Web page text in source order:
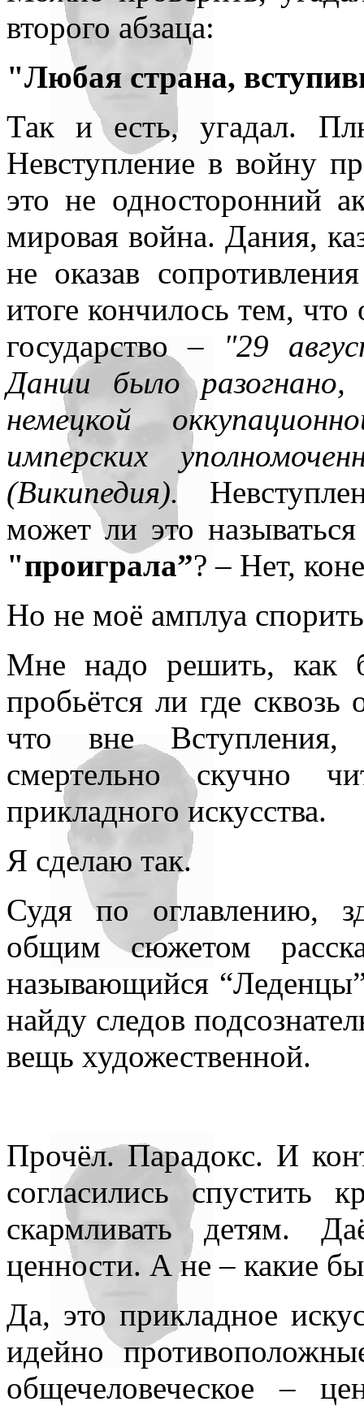
второго абзаца:
"Любая страна,
Так и есть, угадал.
Невступление в войну
это не односторонний
мировая война. Дания,
не оказав
итоге кончилось тем, что
государство –
"29
Дании было
немецкой
имперских
(Википедия).
может ли это
"проиграла”? – Нет,
Но не моё амплуа
Мне надо решить, как
пробьётся ли где сквозь
что вне Вступления,
смертельно скучно
прикладного искусства.
Я сделаю так.
Судя по оглавлению,
общим сюжетом
называющийся
найду следов
вещь художественной.
Прочёл. Парадокс. И
согласились спустить
скармливать детям.
ценности. А не – какие
Да, это прикладное
идейно
общечеловеческое –